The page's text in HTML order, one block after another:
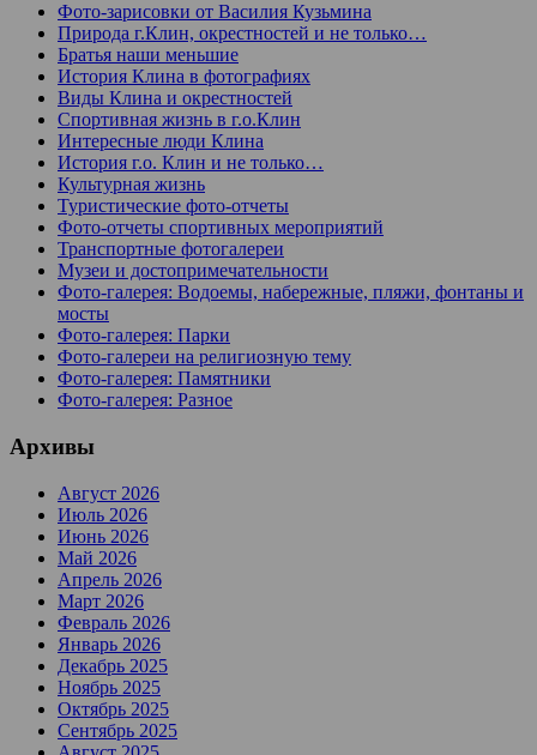
Фото-зарисовки от Василия Кузьмина
Природа г.Клин, окрестностей и не только…
Братья наши меньшие
История Клина в фотографиях
Виды Клина и окрестностей
Спортивная жизнь в г.о.Клин
Интересные люди Клина
История г.о. Клин и не только…
Культурная жизнь
Туристические фото-отчеты
Фото-отчеты спортивных мероприятий
Транспортные фотогалереи
Музеи и достопримечательности
Фото-галерея: Водоемы, набережные, пляжи, фонтаны и
мосты
Фото-галерея: Парки
Фото-галереи на религиозную тему
Фото-галерея: Памятники
Фото-галерея: Разное
Архивы
Август 2026
Июль 2026
Июнь 2026
Май 2026
Апрель 2026
Март 2026
Февраль 2026
Январь 2026
Декабрь 2025
Ноябрь 2025
Октябрь 2025
Сентябрь 2025